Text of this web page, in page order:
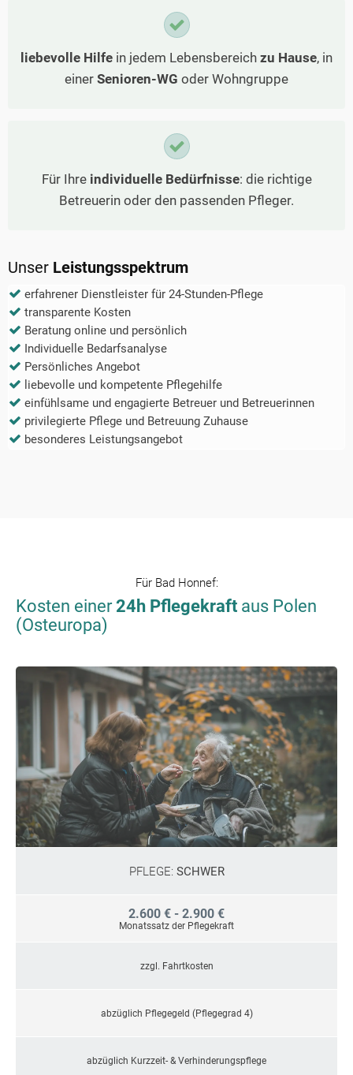
liebevolle Hilfe in jedem Lebensbereich zu Hause, in
einer Senioren-WG oder Wohngruppe
Für Ihre individuelle Bedürfnisse: die richtige
Betreuerin oder den passenden Pfleger.
Unser Leistungsspektrum
erfahrener Dienstleister für 24-Stunden-Pflege
transparente Kosten
Beratung online und persönlich
Individuelle Bedarfsanalyse
Persönliches Angebot
liebevolle und kompetente Pflegehilfe
einfühlsame und engagierte Betreuer und Betreuerinnen
privilegierte Pflege und Betreuung Zuhause
besonderes Leistungsangebot
Für Bad Honnef:
Kosten einer24h Pflegekraft aus Polen
(Osteuropa)
PFLEGE: SCHWER
2.600 € - 2.900 €
Monatssatz der Pflegekraft
zzgl. Fahrtkosten
abzüglich Pflegegeld (Pflegegrad 4)
abzüglich Kurzzeit- & Verhinderungspflege